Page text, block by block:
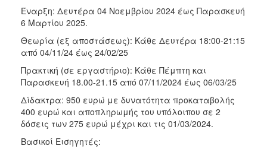
Έναρξη: Δευτέρα 04 Νοεμβρίου 2024 έως Παρασκευή
6 Μαρτίου 2025.
Θεωρία (εξ αποστάσεως): Κάθε Δευτέρα 18:00-21:15
από 04/11/24 έως 24/02/25
Πρακτική (σε εργαστήριο): Κάθε Πέμπτη και
Παρασκευή 18.00-21.15 από 07/11/2024 έως 06/03/25
Δίδακτρα: 950 ευρώ με δυνατότητα προκαταβολής
400 ευρώ και αποπληρωμής του υπόλοιπου σε 2
δόσεις των 275 ευρώ μέχρι και τις 01/03/2024.
Βασικοί Εισηγητές: